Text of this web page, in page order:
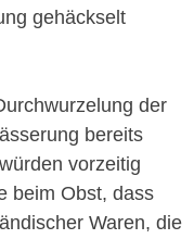
gehäckselt
der
bereits
vorzeitig
beim Obst, dass
Waren, die